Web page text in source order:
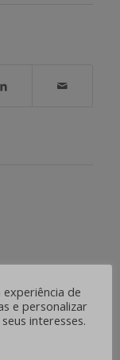
*
de
e personalizar
interesses.